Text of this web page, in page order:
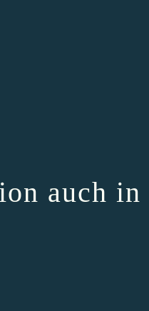
auch in